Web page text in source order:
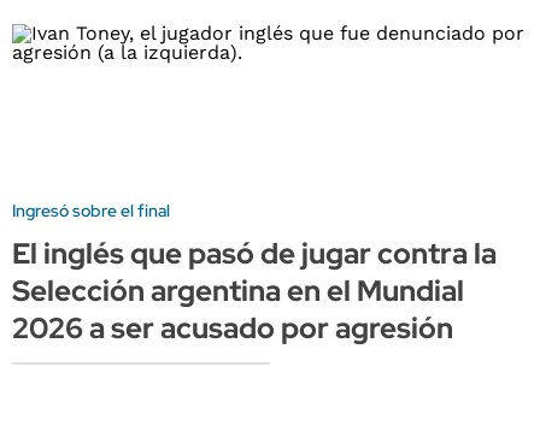
Ingresó sobre el final
El inglés que pasó de jugar contra la
Selección argentina en el Mundial
2026 a ser acusado por agresión